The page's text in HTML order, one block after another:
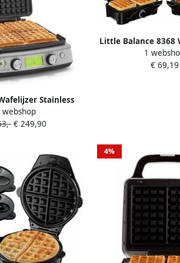
Stainless
sets wafelplaten)
keramische
webshop
€ 249,90
Little Balance 8368
grill in 1
afneembare platen
1
€ 69,19
4%